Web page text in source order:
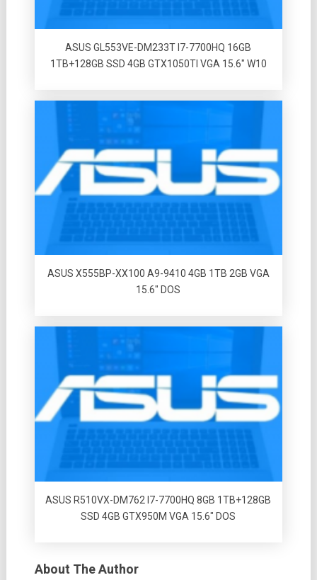
ASUS GL553VE-DM233T I7-7700HQ 16GB
1TB+128GB SSD 4GB GTX1050TI VGA 15.6″ W10
ASUS X555BP-XX100 A9-9410 4GB 1TB 2GB VGA
15.6″ DOS
ASUS R510VX-DM762 I7-7700HQ 8GB 1TB+128GB
SSD 4GB GTX950M VGA 15.6″ DOS
About The Author